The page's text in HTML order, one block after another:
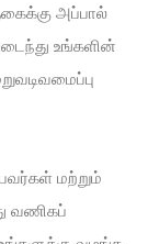
அப்பால்
உங்களின்
மற்றும்
வணிகப்